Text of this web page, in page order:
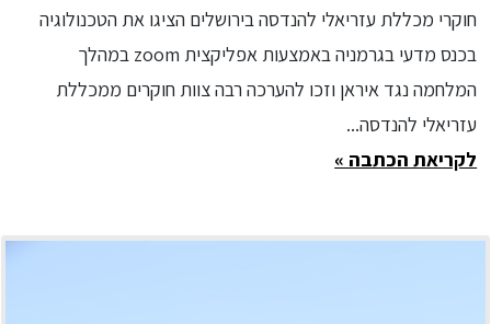
חוקרי מכללת עזריאלי להנדסה בירושלים הציגו את הטכנולוגיה
בכנס מדעי בגרמניה באמצעות אפליקצית zoom במהלך
המלחמה נגד איראן וזכו להערכה רבה צוות חוקרים ממכללת
עזריאלי להנדסה...
לקריאת הכתבה »